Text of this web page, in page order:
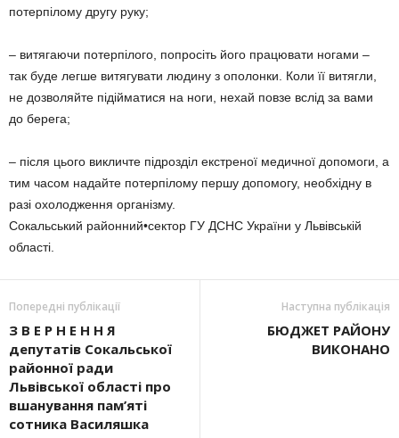
потерпілому другу руку;
– витягаючи потерпілого, попросіть його працювати ногами –
так буде легше витягувати людину з ополонки. Коли її витягли,
не дозволяйте підійматися на ноги, нехай повзе вслід за вами
до берега;
– після цього викличте підрозділ екстреної медичної допомоги, а
тим часом надайте потерпілому першу допомогу, необхідну в
разі охолодження організму.
Сокальський районний•сектор ГУ ДСНС України у Львівській
області.
Попередні публікації
З В Е Р Н Е Н Н Я
депутатів Сокальської
районної ради
Львівської області про
вшанування пам’яті
сотника Василяшка
Наступна публікація
БЮДЖЕТ РАЙОНУ
ВИКОНАНО